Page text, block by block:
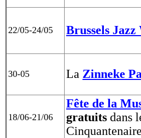
22/05-24/05 Brussels Jazz
30-05 La Zinneke
18/06-21/06
Fête de la
gratuits dans